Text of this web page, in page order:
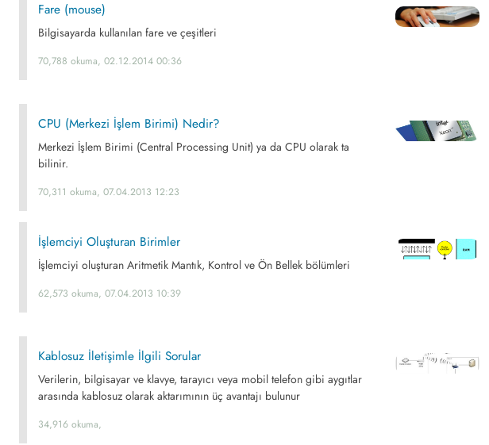
Fare (mouse)
Bilgisayarda kullanılan fare ve çeşitleri
70,788 okuma, 02.12.2014 00:36
CPU (Merkezi İşlem Birimi) Nedir?
Merkezi İşlem Birimi (Central Processing Unit) ya da CPU olarak ta
bilinir.
70,311 okuma, 07.04.2013 12:23
İşlemciyi Oluşturan Birimler
İşlemciyi oluşturan Aritmetik Mantık, Kontrol ve Ön Bellek bölümleri
62,573 okuma, 07.04.2013 10:39
Kablosuz İletişimle İlgili Sorular
Verilerin, bilgisayar ve klavye, tarayıcı veya mobil telefon gibi aygıtlar
arasında kablosuz olarak aktarımının üç avantajı bulunur
34,916 okuma,